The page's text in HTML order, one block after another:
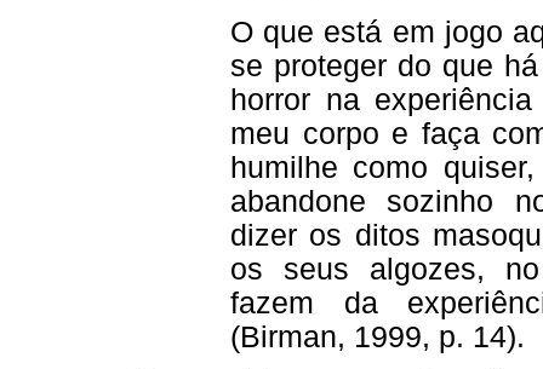
O que está em jogo
se proteger do que
horror na
meu corpo e faça
humilhe como
abandone sozinho
dizer os ditos
os seus algozes,
fazem da
(Birman, 1999, p. 14).